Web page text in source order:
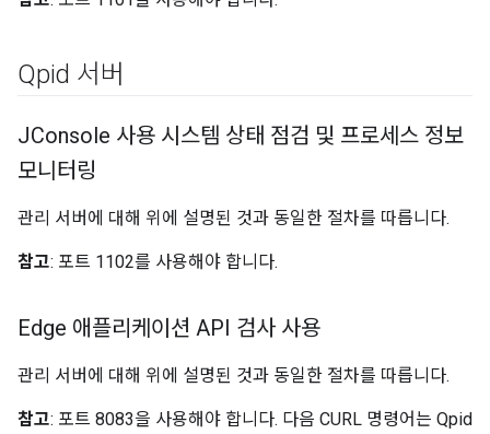
Qpid 서버
JConsole 사용 시스템 상태 점검 및 프로세스 정보
모니터링
관리 서버에 대해 위에 설명된 것과 동일한 절차를 따릅니다.
참고: 포트 1102를 사용해야 합니다.
Edge 애플리케이션 API 검사 사용
관리 서버에 대해 위에 설명된 것과 동일한 절차를 따릅니다.
참고: 포트 8083을 사용해야 합니다. 다음 CURL 명령어는 Qpid